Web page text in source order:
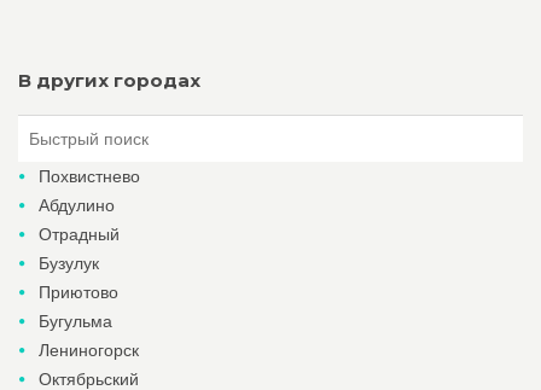
В других городах
Похвистнево
Абдулино
Отрадный
Бузулук
Приютово
Бугульма
Лениногорск
Октябрьский